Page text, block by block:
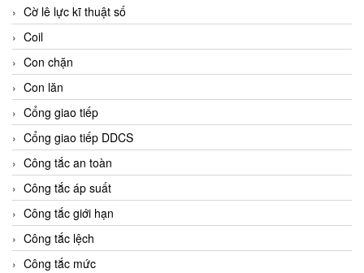
Cờ lê lực kĩ thuật số
Coil
Con chặn
Con lăn
Cổng giao tiếp
Cổng giao tiếp DDCS
Công tắc an toàn
Công tắc áp suất
Công tắc giới hạn
Công tắc lệch
Công tắc mức